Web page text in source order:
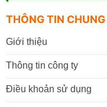
THÔNG TIN CHUNG
Giới thiệu
Thông tin công ty
Điều khoản sử dụng